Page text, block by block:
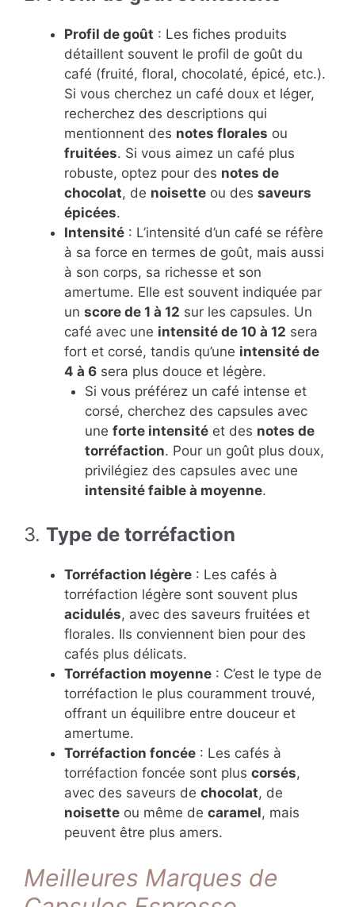
Profil de goût : Les fiches produits
détaillent souvent le profil de goût du
café (fruité, floral, chocolaté, épicé, etc.).
Si vous cherchez un café doux et léger,
recherchez des descriptions qui
mentionnent des notes florales ou
fruitées. Si vous aimez un café plus
robuste, optez pour des notes de
chocolat, de noisette ou des saveurs
épicées.
Intensité : L’intensité d’un café se réfère
à sa force en termes de goût, mais aussi
à son corps, sa richesse et son
amertume. Elle est souvent indiquée par
un score de 1 à 12 sur les capsules. Un
café avec une intensité de 10 à 12 sera
fort et corsé, tandis qu’une intensité de
4 à 6 sera plus douce et légère.
Si vous préférez un café intense et
corsé, cherchez des capsules avec
une forte intensitéet des notes de
torréfaction. Pour un goût plus doux,
privilégiez des capsules avec une
intensité faible à moyenne.
3. Type de torréfaction
Torréfaction légère : Les cafés à
torréfaction légère sont souvent plus
acidulés, avec des saveurs fruitées et
florales. Ils conviennent bien pour des
cafés plus délicats.
Torréfaction moyenne : C’est le type de
torréfaction le plus couramment trouvé,
offrant un équilibre entre douceur et
amertume.
Torréfaction foncée : Les cafés à
torréfaction foncée sont plus corsés,
avec des saveurs de chocolat, de
noisette ou même de caramel, mais
peuvent être plus amers.
Meilleures Marques de